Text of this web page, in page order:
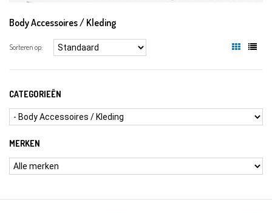
Body Accessoires / Kleding
Sorteren op:
CATEGORIEËN
MERKEN